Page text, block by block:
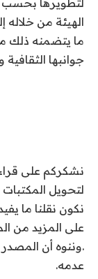
الهيئة من
جوانبها الثقافية
نشكركم على
لتحويل
نكون نقلنا ما
على المزيد من
.وننوه أن
عدمه.